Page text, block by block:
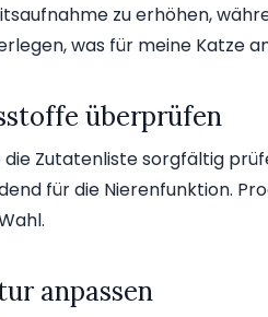
zu erhöhen,
was für meine Katze
überprüfen
die Zutatenliste sorgfältig
für die Nierenfunktion.
anpassen